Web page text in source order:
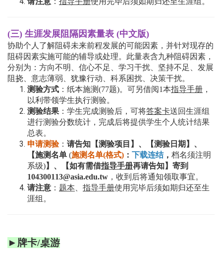
(三) 生涯发展阻隔因素量表 (中文版)
协助个人了解阻碍未来前程发展的可能因素，并针对现存的
阻碍因素实施可能的辅导或处理。此量表含九种阻碍因素，
分别为：方向不明、信心不足、学习干扰、坚持不足、发展
阻挠、意志薄弱、犹豫行动、科系困扰、决策干扰。
测验方式 ：纸本施测(77题)。可另借阅1本指导手册 ，
以利带领学生执行测验。
测验结果 ：学生完成测验后，可将答案卡送回生涯组
进行测验分数统计，完成后将提供学生个人统计结果
总表。
申请测验： 请告知【测验项目】、【测验日期】、
【施测名单 (施测名单(格式) ： 下载连结， 档名须注明
系级)】、【如有需借指导手册再请告知】寄到
104300113@asia.edu.tw ，收到后将通知领取事宜。
请注意 ： 题本 指导手册使用完毕后须如期归还至生
涯组。
►牌卡/桌游